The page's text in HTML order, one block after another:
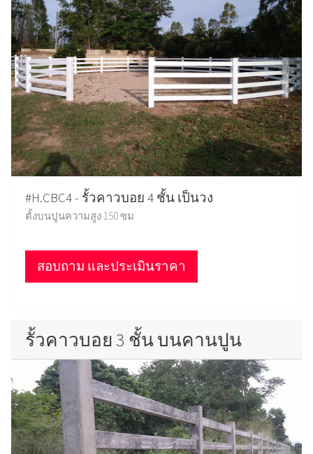
#H.CBC4 - รั้วคาวบอย 4 ชั้น เป็นวง
ตั้งบนปูนความสูง 150 ซม
สอบถาม และประเมินราคา
รั้วคาวบอย 3 ชั้น บนคานปูน